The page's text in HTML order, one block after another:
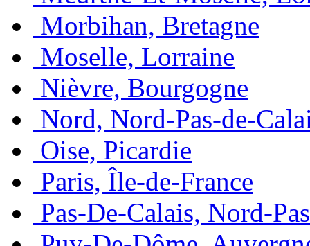
Morbihan, Bretagne
Moselle, Lorraine
Nièvre, Bourgogne
Nord, Nord-Pas-de-
Oise, Picardie
Paris, Île-de-France
Pas-De-Calais, Nord-